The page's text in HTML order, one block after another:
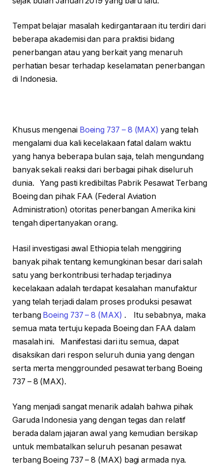
Tempat belajar masalah kedirgantaraan itu terdiri dari
beberapa akademisi dan para praktisi bidang
penerbangan atau yang berkait yang menaruh
perhatian besar terhadap keselamatan penerbangan
di Indonesia.
Khusus mengenai Boeing 737 – 8 (MAX) yang telah
mengalami dua kali kecelakaan fatal dalam waktu
yang hanya beberapa bulan saja, telah mengundang
banyak sekali reaksi dari berbagai pihak diseluruh
dunia. Yang pasti kredibiltas Pabrik Pesawat Terbang
Boeing dan pihak FAA (Federal Aviation
Administration) otoritas penerbangan Amerika kini
tengah dipertanyakan orang.
Hasil investigasi awal Ethiopia telah menggiring
banyak pihak tentang kemungkinan besar dari salah
satu yang berkontribusi terhadap terjadinya
kecelakaan adalah terdapat kesalahan manufaktur
yang telah terjadi dalam proses produksi pesawat
terbang Boeing 737 – 8 (MAX) . Itu sebabnya, maka
semua mata tertuju kepada Boeing dan FAA dalam
masalah ini. Manifestasi dari itu semua, dapat
disaksikan dari respon seluruh dunia yang dengan
serta merta menggrounded pesawat terbang Boeing
737 – 8 (MAX).
Yang menjadi sangat menarik adalah bahwa pihak
Garuda Indonesia yang dengan tegas dan relatif
berada dalam jajaran awal yang kemudian bersikap
untuk membatalkan seluruh pesanan pesawat
terbang Boeing 737 – 8 (MAX) bagi armada nya.